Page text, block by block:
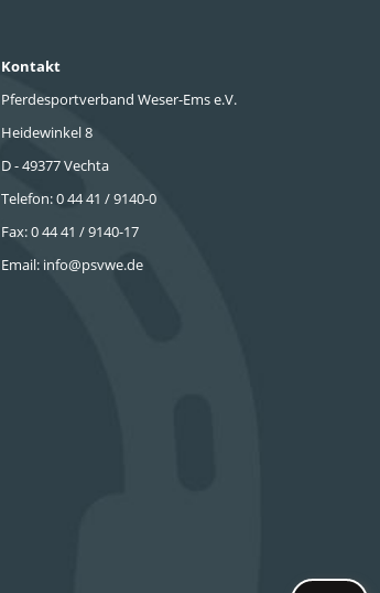
Kontakt
Pferdesportverband Weser-Ems e.V.
Heidewinkel 8
D - 49377 Vechta
Telefon: 0 44 41 / 9140-0
Fax: 0 44 41 / 9140-17
Email: info@psvwe.de